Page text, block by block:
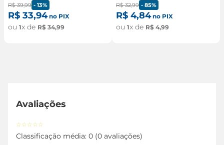
R$ 39,99 - 13%
R$ 33,94no PIX
ou 1x de R$ 34,99
R$ 32,99 - 85%
R$ 4,84no PIX
ou 1x de R$ 4,99
Avaliações
☆☆☆☆☆
Classificação média: 0 (0 avaliações)